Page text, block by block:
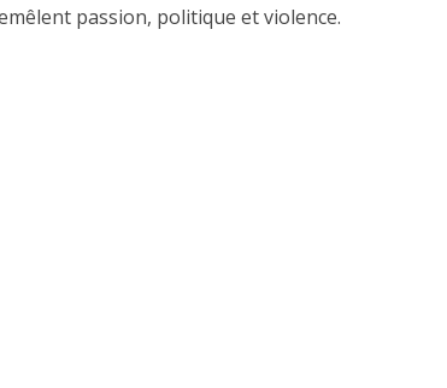
passion, politique et violence.